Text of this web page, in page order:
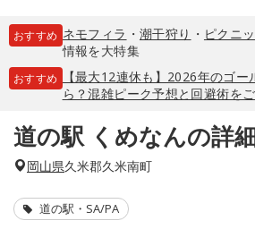
おすすめ ネモフィラ ・ 潮干狩り ・ ピクニ
情報を大特集
おすすめ
【最大12連休も】2026年のゴ
ら？混雑ピーク予想と回避術を
道の駅 くめなんの詳
岡山県久米郡久米南町
道の駅・SA/PA